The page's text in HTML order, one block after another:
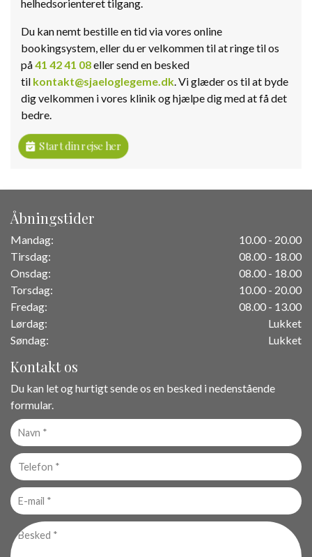
helhedsorienteret tilgang.
Du kan nemt bestille en tid via vores online
bookingsystem, eller du er velkommen til at ringe til os
på41 42 41 08eller send en besked
til kontakt@sjaeloglegeme.dk . Vi glæder os til at byde
dig velkommen i vores klinik og hjælpe dig med at få det
bedre.
Start din rejse her
Åbningstider
Mandag:
10.00 - 20.00
Tirsdag:
08.00 - 18.00
Onsdag:
08.00 - 18.00
Torsdag:
10.00 - 20.00
Fredag:
08.00 - 13.00
Lørdag:
Lukket
Søndag:
Lukket
Kontakt os
Du kan let og hurtigt sende os en besked i nedenstående
formular.
Personlig
info